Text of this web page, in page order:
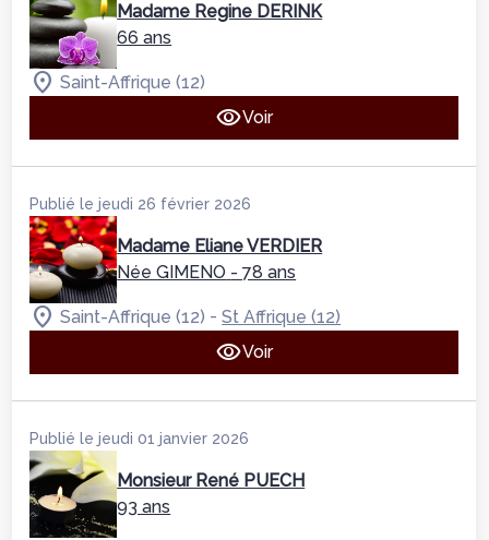
Madame Regine DERINK
66 ans
Saint-Affrique (12)
Voir
Publié le jeudi 26 février 2026
Madame Eliane VERDIER
Née GIMENO - 78 ans
Saint-Affrique (12) -St Affrique (12)
Voir
Publié le jeudi 01 janvier 2026
Monsieur René PUECH
93 ans